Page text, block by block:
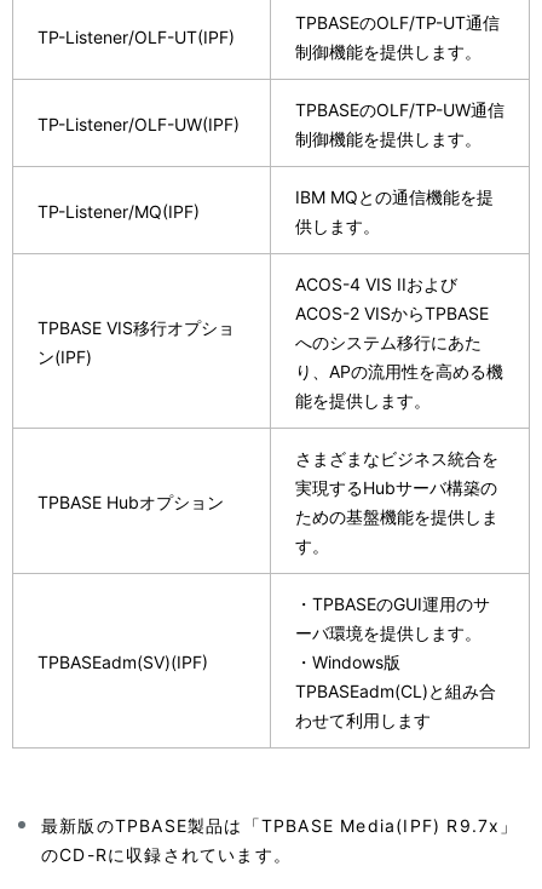
TP-Listener/OLF-UT(IPF)
TPBASEのOLF/TP-UT通信
制御機能を提供します。
TP-Listener/OLF-UW(IPF)
TPBASEのOLF/TP-UW通信
制御機能を提供します。
TP-Listener/MQ(IPF)
IBM MQとの通信機能を提
供します。
TPBASE VIS移行オプショ
ン(IPF)
ACOS-4 VIS IIおよび
ACOS-2 VISからTPBASE
へのシステム移行にあた
り、APの流用性を高める機
能を提供します。
TPBASE Hubオプション
さまざまなビジネス統合を
実現するHubサーバ構築の
ための基盤機能を提供しま
す。
TPBASEadm(SV)(IPF)
・TPBASEのGUI運用のサ
ーバ環境を提供します。
・Windows版
TPBASEadm(CL)と組み合
わせて利用します
最新版のTPBASE製品は「TPBASE Media(IPF) R9.7x」
のCD-Rに収録されています。